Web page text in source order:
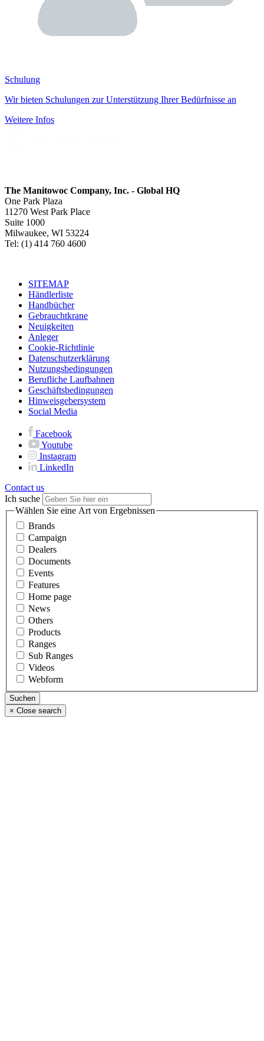
Schulung
Wir bieten Schulungen zur Unterstützung Ihrer Bedürfnisse an
Weitere Infos
The Manitowoc Company, Inc. - Global HQ
One Park Plaza
11270 West Park Place
Suite 1000
Milwaukee, WI 53224
Tel: (1) 414 760 4600
SITEMAP
Händlerliste
Handbücher
Gebrauchtkrane
Neuigkeiten
Anleger
Cookie-Richtlinie
Datenschutzerklärung
Nutzungsbedingungen
Berufliche Laufbahnen
Geschäftsbedingungen
Hinweisgebersystem
Social Media
Facebook
Youtube
Instagram
LinkedIn
Contact us
Ich suche
Wählen Sie eine Art von Ergebnissen
Brands
Campaign
Dealers
Documents
Events
Features
Home page
News
Others
Products
Ranges
Sub Ranges
Videos
Webform
× Close search